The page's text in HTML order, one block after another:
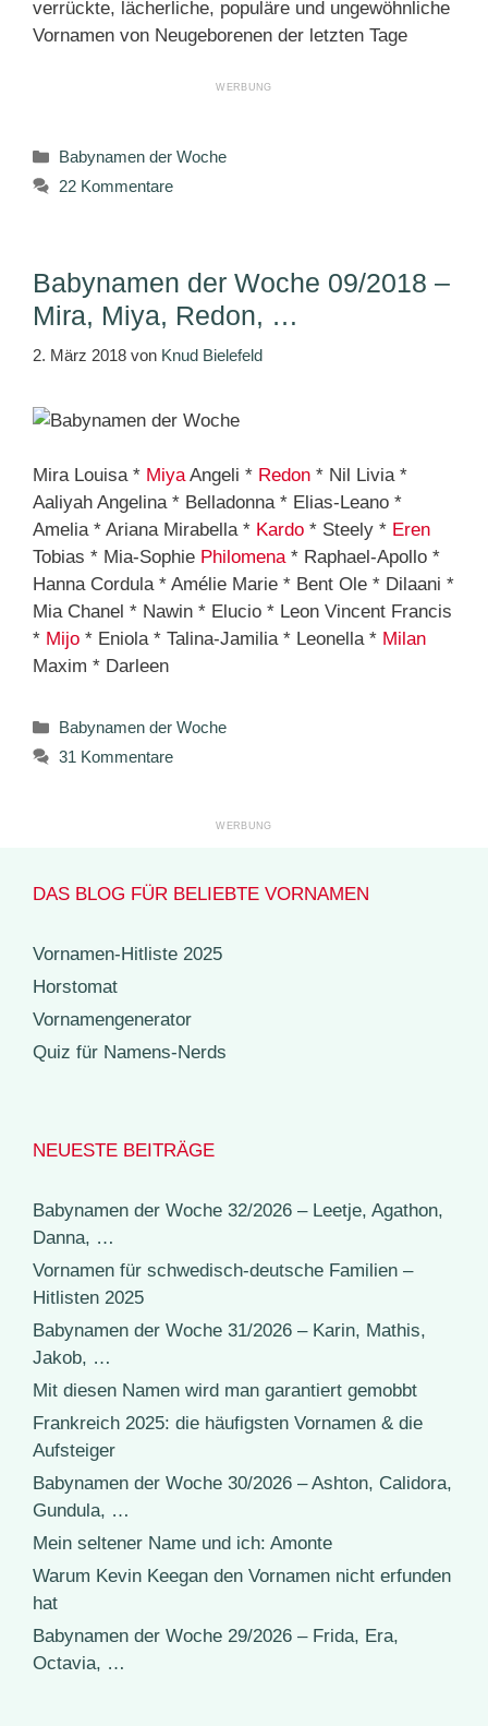
Kategorien
Babynamen der Woche
22 Kommentare
Babynamen der Woche 09/2018 –
Mira, Miya, Redon, …
2. März 2018 von Knud Bielefeld
Mira Louisa * MiyaAngeli * Redon * Nil Livia *
Aaliyah Angelina * Belladonna * Elias-Leano *
Amelia * Ariana Mirabella * Kardo * Steely * Eren
Tobias * Mia-Sophie Philomena* Raphael-Apollo *
Hanna Cordula * Amélie Marie * Bent Ole * Dilaani *
Mia Chanel * Nawin * Elucio * Leon Vincent Francis
* Mijo * Eniola * Talina-Jamilia * Leonella * Milan
Maxim * Darleen
Kategorien
Babynamen der Woche
31 Kommentare
DAS BLOG FÜR BELIEBTE VORNAMEN
Vornamen-Hitliste 2025
Horstomat
Vornamengenerator
Quiz für Namens-Nerds
NEUESTE BEITRÄGE
Babynamen der Woche 32/2026 – Leetje, Agathon,
Danna, …
Vornamen für schwedisch-deutsche Familien –
Hitlisten 2025
Babynamen der Woche 31/2026 – Karin, Mathis,
Jakob, …
Mit diesen Namen wird man garantiert gemobbt
Frankreich 2025: die häufigsten Vornamen & die
Aufsteiger
Babynamen der Woche 30/2026 – Ashton, Calidora,
Gundula, …
Mein seltener Name und ich: Amonte
Warum Kevin Keegan den Vornamen nicht erfunden
hat
Babynamen der Woche 29/2026 – Frida, Era,
Octavia, …